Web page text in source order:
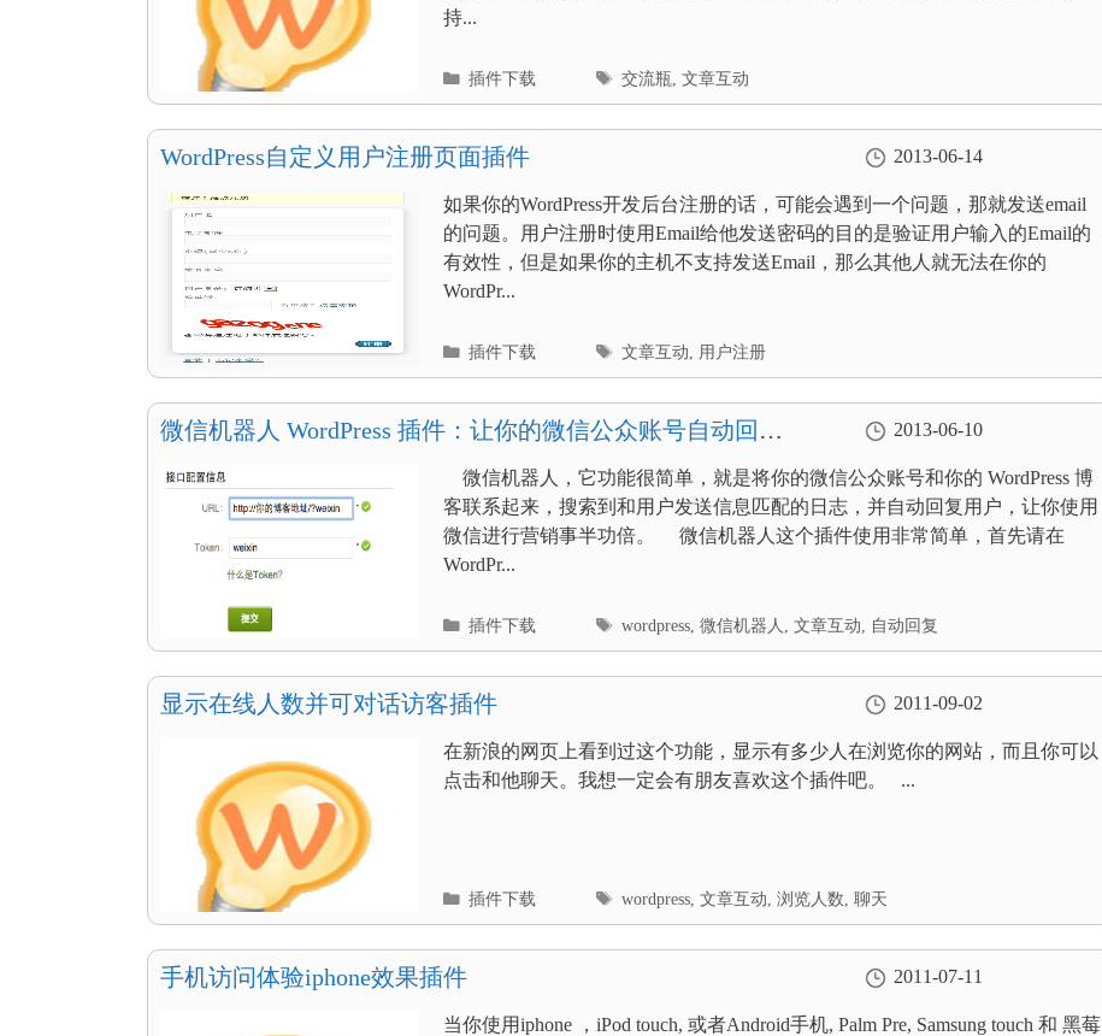
持...
分
类
目
录
插件下载
标
签
交流瓶,文章互动
WordPress自定义用户注册页面插件 2013-06-14
如果你的WordPress开发后台注册的话，可能会遇到一个问题，那就发送email
的问题。用户注册时使用Email给他发送密码的目的是验证用户输入的Email的
有效性，但是如果你的主机不支持发送Email，那么其他人就无法在你的
WordPr...
分
类
目
录
插件下载
标
签
文章互动, 用户注册
微信机器人 WordPress 插件：让你的微信公众账号自动回复
2013-06-10
微信机器人，它功能很简单，就是将你的微信公众账号和你的 WordPress 博
客联系起来，搜索到和用户发送信息匹配的日志，并自动回复用户，让你使用
微信进行营销事半功倍。 微信机器人这个插件使用非常简单，首先请在
WordPr...
分
类
目
录
插件下载
标
签
wordpress,微信机器人 ,文章互动, 自动回复
显示在线人数并可对话访客插件 2011-09-02
在新浪的网页上看到过这个功能，显示有多少人在浏览你的网站，而且你可以
点击和他聊天。我想一定会有朋友喜欢这个插件吧。 ...
分
类
目
插件下载
标
签
wordpress,文章互动,浏览人数,聊天
手机访问体验iphone效果插件 2011-07-11
当你使用iphone ，iPod touch, 或者Android手机, Palm Pre, Samsung touch 和 黑莓